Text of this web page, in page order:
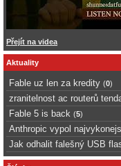
Přejít na videa
Aktuality
Fable uz len za kredity (0)
zranitelnost ac routerů
Fable 5 is back (5)
Anthropic vypol
Jak odhalit falešný USB